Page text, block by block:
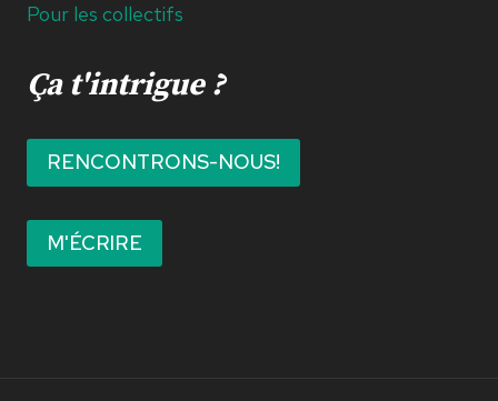
Pour les collectifs
Ça t'intrigue ?
RENCONTRONS-NOUS!
M'ÉCRIRE